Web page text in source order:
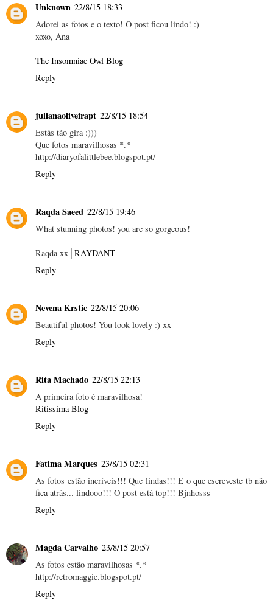
Unknown 22/8/15 18:33
Adorei as fotos e o texto! O post ficou lindo! :)
xoxo, Ana
The Insomniac Owl Blog
Reply
julianaoliveirapt 22/8/15 18:54
Estás tão gira :)))
Que fotos maravilhosas *.*
http://diaryofalittlebee.blogspot.pt/
Reply
Raqda Saeed 22/8/15 19:46
What stunning photos! you are so gorgeous!
Raqda xx│ RAYDANT
Reply
Nevena Krstic 22/8/15 20:06
Beautiful photos! You look lovely :) xx
Reply
Rita Machado 22/8/15 22:13
A primeira foto é maravilhosa!
Ritissima Blog
Reply
Fatima Marques 23/8/15 02:31
As fotos estão incríveis!!! Que lindas!!! E o que escreveste tb não
fica atrás... lindooo!!! O post está top!!! Bjnhosss
Reply
Magda Carvalho 23/8/15 20:57
As fotos estão maravilhosas *.*
http://retromaggie.blogspot.pt/
Reply